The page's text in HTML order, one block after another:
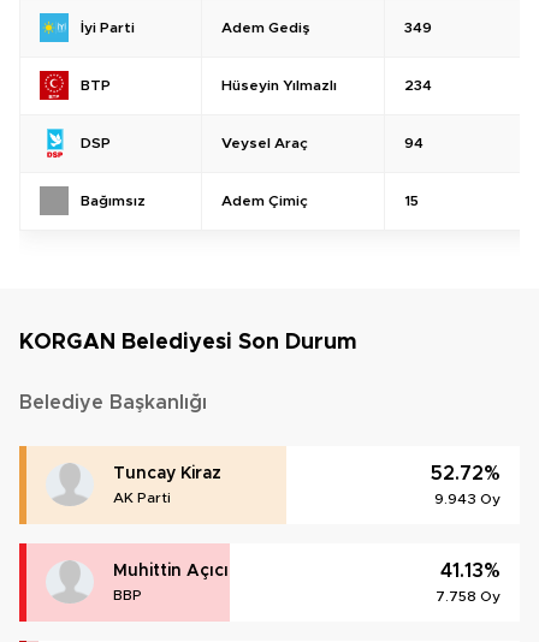
İyi Parti Adem Gediş 349
BTP Hüseyin Yılmazlı 234
DSP Veysel Araç 94
Bağımsız Adem Çimiç 15
KORGAN Belediyesi Son Durum
Belediye Başkanlığı
Tuncay Kiraz
AK Parti
52.72%
9.943 Oy
Muhittin Açıcı
BBP
41.13%
7.758 Oy